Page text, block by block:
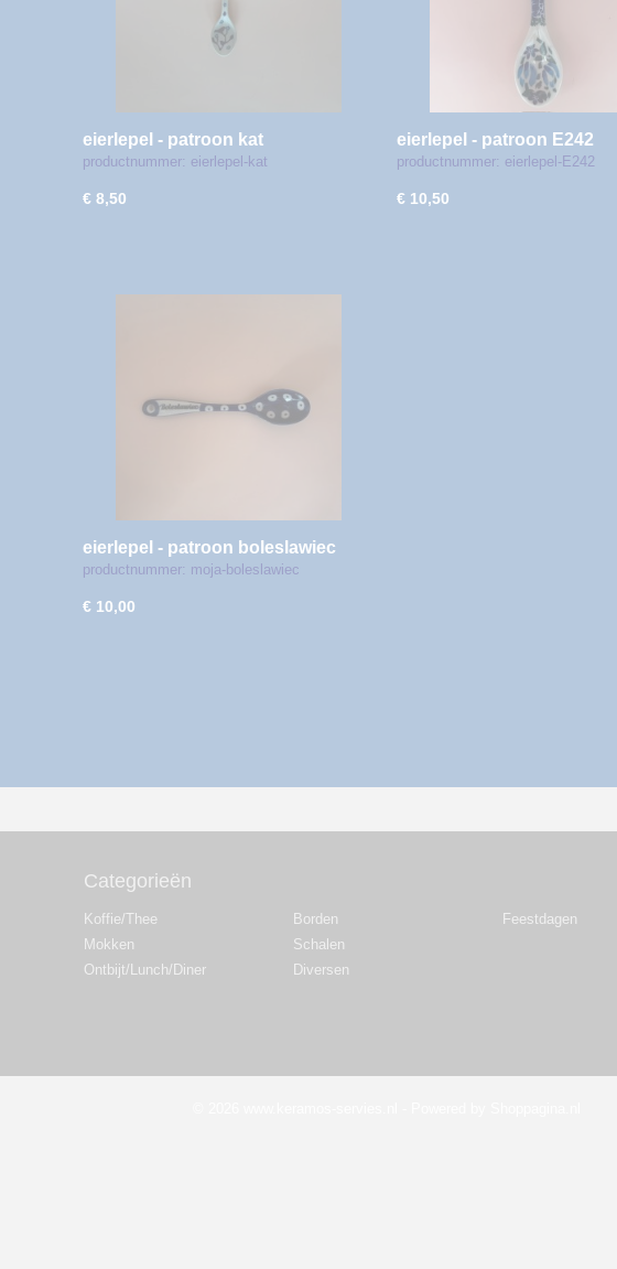
eierlepel - patroon kat
productnummer: eierlepel-kat
€ 8,50
eierlepel - patroon E242
productnummer: eierlepel-E242
€ 10,50
eierlepel - patroon boleslawiec
productnummer: moja-boleslawiec
€ 10,00
Categorieën
Koffie/Thee
Mokken
Ontbijt/Lunch/Diner
Borden
Schalen
Diversen
Feestdagen